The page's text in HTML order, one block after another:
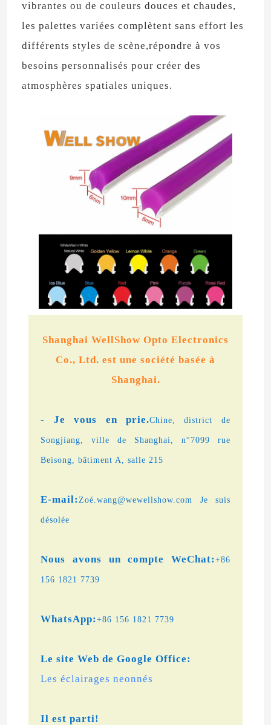
vibrantes ou de couleurs douces et chaudes,
les palettes variées complètent sans effort les
différents styles de scène,répondre à vos
besoins personnalisés pour créer des
atmosphères spatiales uniques.
Shanghai WellShow Opto Electronics
Co., Ltd. est une société basée à
Shanghai.
- Je vous en prie.Chine, district de
Songjiang, ville de Shanghai, n°7099 rue
Beisong, bâtiment A, salle 215
E-mail: Zoé.wang@wewellshow.com Je suis
désolée
Nous avons un compte WeChat: +86
156 1821 7739
WhatsApp:+86 156 1821 7739
Le site Web de Google Office:
Les éclairages neonnés
Il est parti!